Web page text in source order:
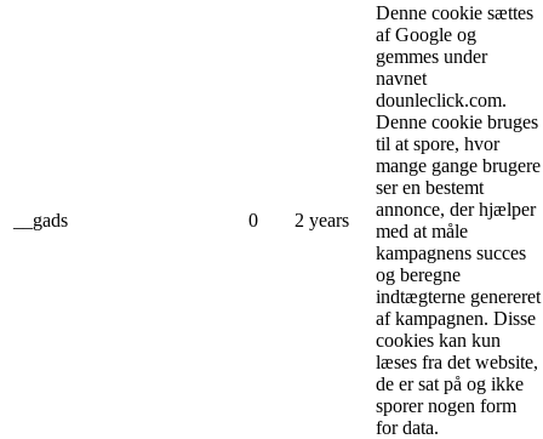
__gads 0 2 years
Denne cookie sættes
af Google og
gemmes under
navnet
dounleclick.com.
Denne cookie bruges
til at spore, hvor
mange gange brugere
ser en bestemt
annonce, der hjælper
med at måle
kampagnens succes
og beregne
indtægterne genereret
af kampagnen. Disse
cookies kan kun
læses fra det website,
de er sat på og ikke
sporer nogen form
for data.